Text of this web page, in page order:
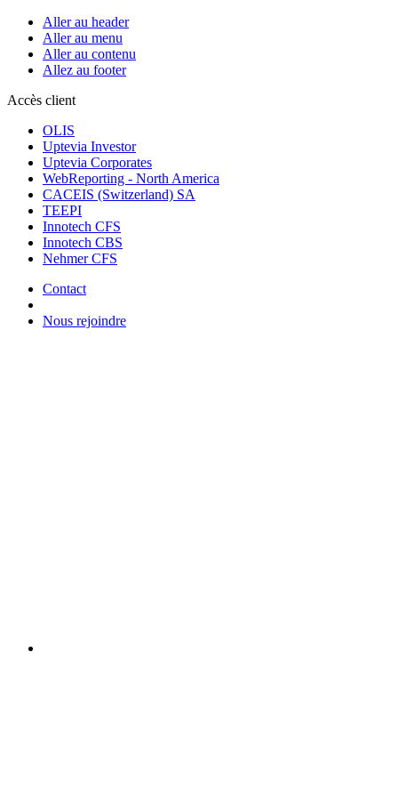
Aller au header
Aller au menu
Aller au contenu
Allez au footer
Accès client
OLIS
Uptevia Investor
Uptevia Corporates
WebReporting - North America
CACEIS (Switzerland) SA
TEEPI
Innotech CFS
Innotech CBS
Nehmer CFS
Contact
Nous rejoindre